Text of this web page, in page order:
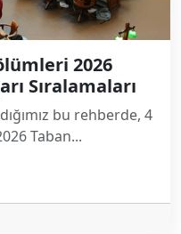
2026
Sıralamaları
bu rehberde, 4
Taban...